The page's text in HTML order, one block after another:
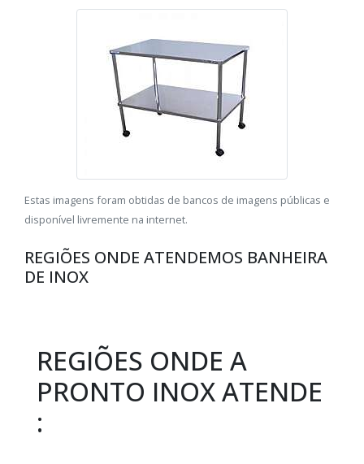
Estas imagens foram obtidas de bancos de imagens públicas e
disponível livremente na internet.
REGIÕES ONDE ATENDEMOS BANHEIRA
DE INOX
REGIÕES ONDE A
PRONTO INOX ATENDE
: